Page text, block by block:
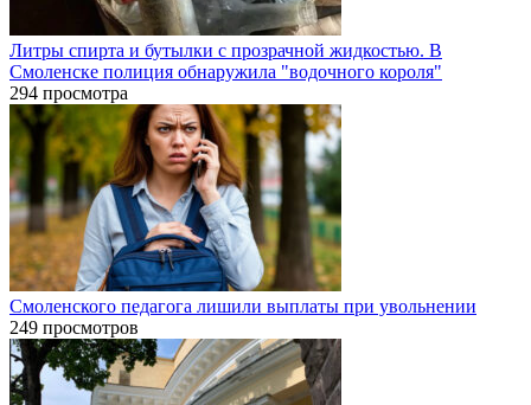
Литры спирта и бутылки с прозрачной жидкостью. В
Смоленске полиция обнаружила "водочного короля"
294 просмотра
Смоленского педагога лишили выплаты при увольнении
249 просмотров